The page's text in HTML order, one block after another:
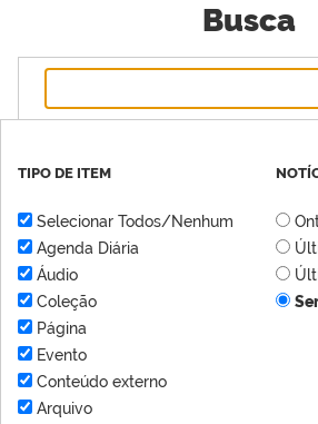
Busca
TIPO DE ITEM
Selecionar Todos/Nenhum
Agenda Diária
Áudio
Coleção
Página
Evento
Conteúdo externo
Arquivo